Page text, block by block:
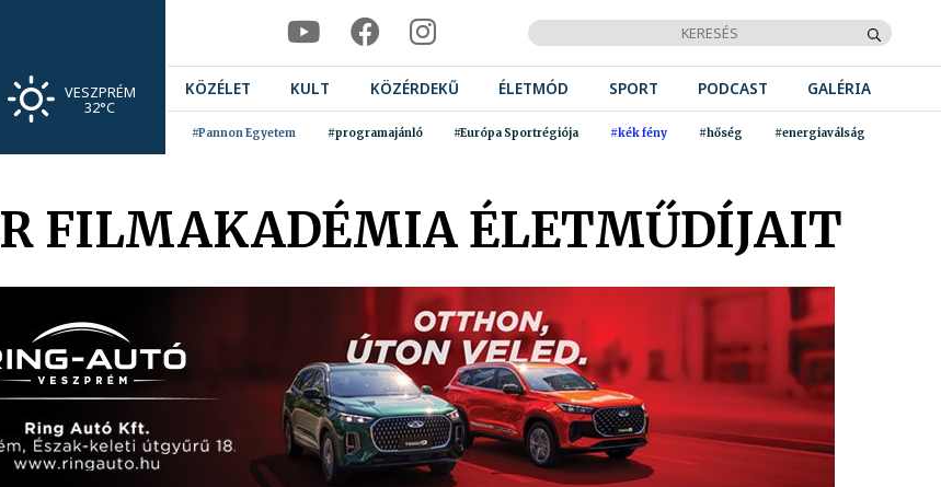
VESZPRÉM
32°C
KÖZÉLET KULT KÖZÉRDEKŰ ÉLETMÓD SPORT PODCAST GALÉRIA
#Pannon Egyetem #programajánló #Európa Sportrégiója #kék fény #hőség #energiaválság
FILMAKADÉMIA ÉLETMŰDÍJAIT